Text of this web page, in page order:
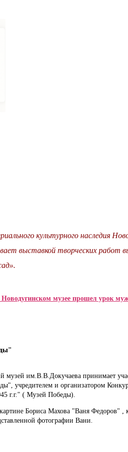
культурного наследия
выставкой творческих работ
музее прошел урок
музей им.В.В.Докучаева принимает
учредителем и организатором
г.г." ( Музей Победы).
Бориса Махова "Ваня Федоров" ,
фотографии Вани.